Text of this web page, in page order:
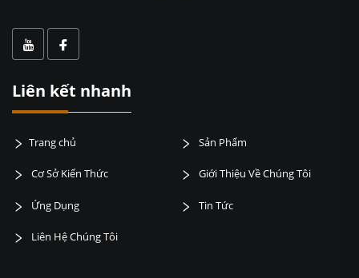
Liên kết nhanh
Trang chủ Sản Phẩm
Cơ Sở Kiến Thức Giới Thiệu Về Chúng Tôi
Ứng Dụng Tin Tức
Liên Hệ Chúng Tôi